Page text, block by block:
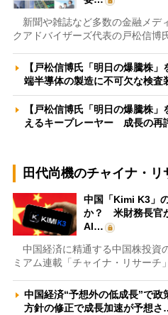
新聞や雑誌など多数の金融メデ
クアドバイザーズ代表の戸松信博
【戸松信博氏「明日の爆騰株
端半導体の製造に不可欠な検
【戸松信博氏「明日の爆騰株
えるキープレーヤー 成長の再
田代尚機のチャイナ・リ
中国「Kimi K3」
か？ 米財務長官
AI…
中国経済に精通する中国株投資
ミアム連載「チャイナ・リサーチ
中国経済“予想外の低成長”で
方針の修正で成長加速が予想